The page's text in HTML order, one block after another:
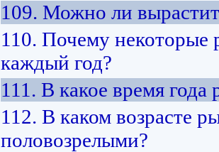
109. Можно ли
110. Почему
каждый год?
111. В какое время
112. В каком возрасте
половозрелыми?